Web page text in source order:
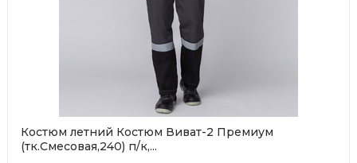
Костюм летний Костюм Виват-2 Премиум
(тк.Смесовая,240) п/к,...